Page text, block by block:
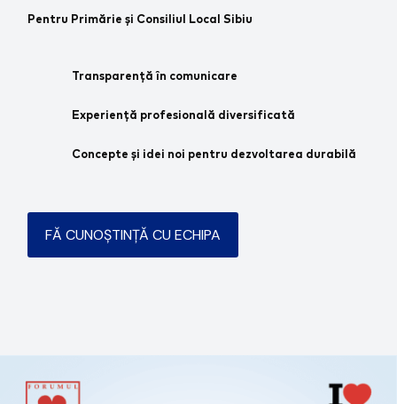
Pentru Primărie și Consiliul Local Sibiu
Transparență în comunicare
Experiență profesională diversificată
Concepte și idei noi pentru dezvoltarea durabilă
FĂ CUNOȘTINȚĂ CU ECHIPA